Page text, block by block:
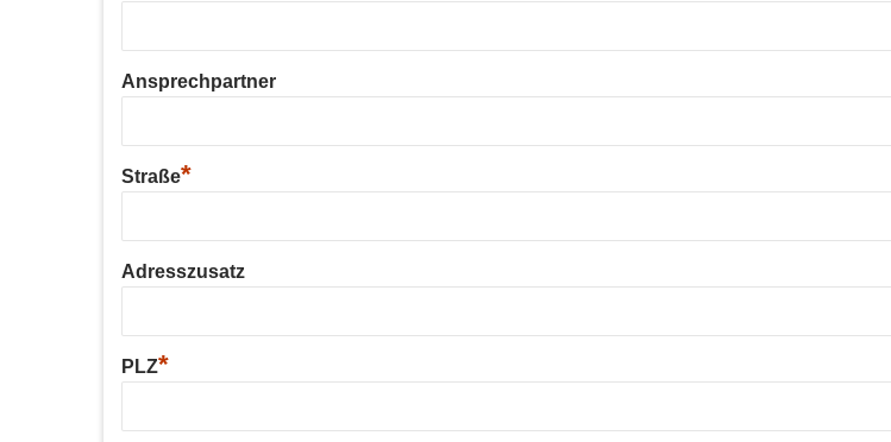
Ansprechpartner
Straße*
Adresszusatz
PLZ*